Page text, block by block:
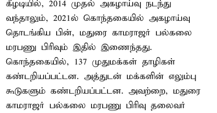
கீழடியில், 2014 முதல் அகழாய்வு நடந்து
வந்தாலும், 2021ல் கொந்தகையில் அகழாய்வு
தொடங்கிய பின், மதுரை காமராஜர் பல்கலை
மரபணு பிரிவும் இதில் இணைந்தது.
கொந்தகையில், 137 முதுமக்கள் தாழிகள்
கண்டறியப்பட்டன. அத்துடன் மக்களின் எலும்பு
கூடுகளும் கண்டறியப்பட்டன. அவற்றை, மதுரை
காமராஜர் பல்கலை மரபணு பிரிவு தலைவர்